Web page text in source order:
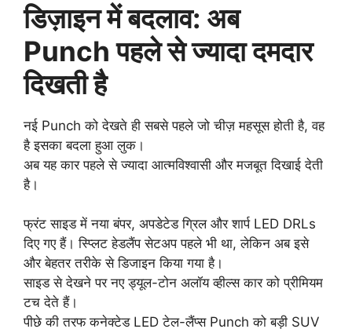
डिज़ाइन में बदलाव: अब
Punch पहले से ज्यादा दमदार
दिखती है
नई Punch को देखते ही सबसे पहले जो चीज़ महसूस होती है, वह
है इसका बदला हुआ लुक।
अब यह कार पहले से ज्यादा आत्मविश्वासी और मजबूत दिखाई देती
है।
फ्रंट साइड में नया बंपर, अपडेटेड ग्रिल और शार्प LED DRLs
दिए गए हैं। स्प्लिट हेडलैंप सेटअप पहले भी था, लेकिन अब इसे
और बेहतर तरीके से डिजाइन किया गया है।
साइड से देखने पर नए ड्यूल-टोन अलॉय व्हील्स कार को प्रीमियम
टच देते हैं।
पीछे की तरफ कनेक्टेड LED टेल-लैंप्स Punch को बड़ी SUV